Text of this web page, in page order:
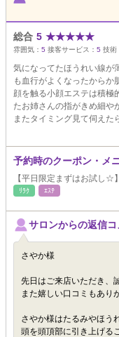
総合 5 ★★★★★
雰囲気： 5 接客サービス： 5 技術
気になってたほうれい線が
も血行がよくなったからか
顔を触る小顔エステは積極
たお姉さんの指がきめ細や
またタイミング見て伺えた
予約時のクーポン・メ
【平日限定まずはお試し☆
ﾘﾗｸ ｴｽﾃ
サロンからの返信コ
さやか様
先日はご来店いただき、
また嬉しい口コミもあり
さやか様はたるみやほう
頭を頭頂部に引き上げる